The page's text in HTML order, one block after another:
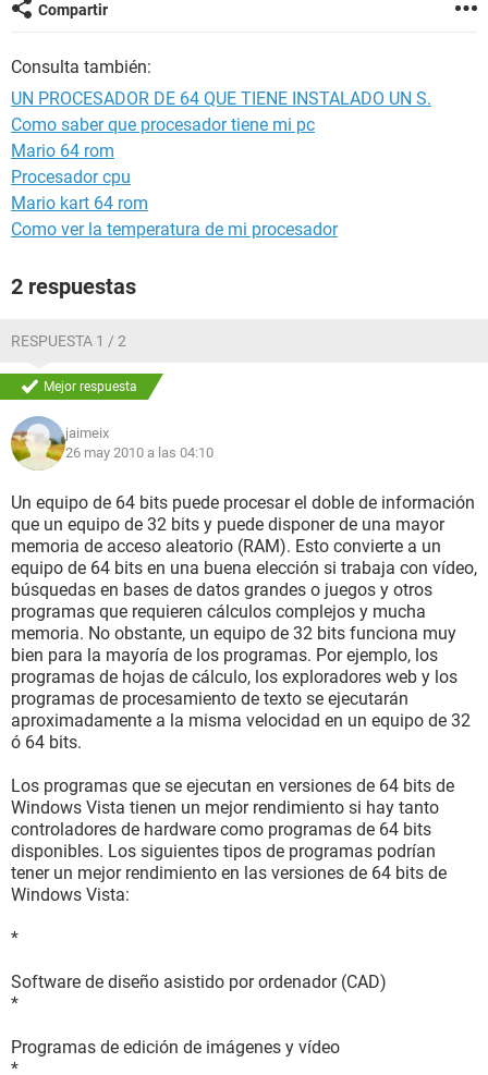
Compartir
Consulta también:
UN PROCESADOR DE 64 QUE TIENE INSTALADO UN S.
Como saber que procesador tiene mi pc
Mario 64 rom
Procesador cpu
Mario kart 64 rom
Como ver la temperatura de mi procesador
2 respuestas
RESPUESTA 1 / 2
Mejor respuesta
jaimeix
26 may 2010 a las 04:10
Un equipo de 64 bits puede procesar el doble de información
que un equipo de 32 bits y puede disponer de una mayor
memoria de acceso aleatorio (RAM). Esto convierte a un
equipo de 64 bits en una buena elección si trabaja con vídeo,
búsquedas en bases de datos grandes o juegos y otros
programas que requieren cálculos complejos y mucha
memoria. No obstante, un equipo de 32 bits funciona muy
bien para la mayoría de los programas. Por ejemplo, los
programas de hojas de cálculo, los exploradores web y los
programas de procesamiento de texto se ejecutarán
aproximadamente a la misma velocidad en un equipo de 32
ó 64 bits.
Los programas que se ejecutan en versiones de 64 bits de
Windows Vista tienen un mejor rendimiento si hay tanto
controladores de hardware como programas de 64 bits
disponibles. Los siguientes tipos de programas podrían
tener un mejor rendimiento en las versiones de 64 bits de
Windows Vista:
*
Software de diseño asistido por ordenador (CAD)
*
Programas de edición de imágenes y vídeo
*